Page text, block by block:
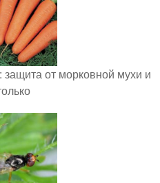
от морковной мухи и